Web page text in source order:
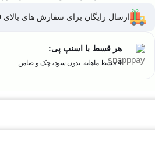
ارسال رایگان برای سفارش های بالای 5,000,000 تومان
هر قسط با اسنپ پی:
4 قسط ماهانه. بدون سود، چک و ضامن.